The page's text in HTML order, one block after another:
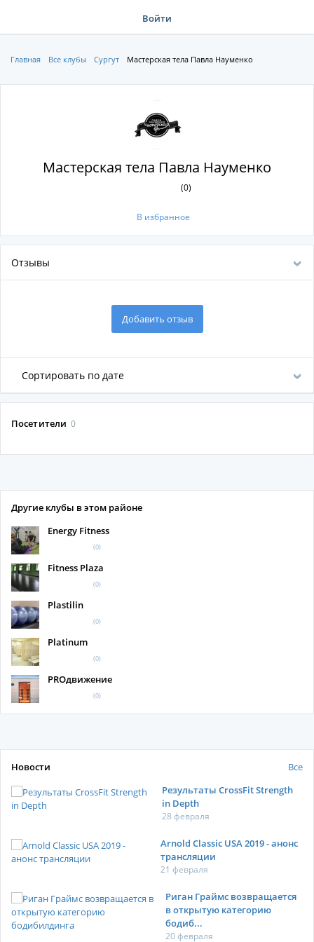
Войти
Главная Все клубы Сургут Мастерская тела Павла Науменко
Мастерская тела Павла Науменко
(0)
В избранное
Отзывы
Добавить отзыв
Сортировать по дате
Посетители 0
Другие клубы в этом районе
Energy Fitness
(0)
Fitness Plaza
(0)
Plastilin
(0)
Platinum
(0)
PROдвижение
(0)
Новости
Все
Результаты CrossFit Strength
in Depth
28 февраля
Arnold Classic USA 2019 - анонс
трансляции
21 февраля
Риган Граймс возвращается
в открытую категорию
бодиб...
20 февраля